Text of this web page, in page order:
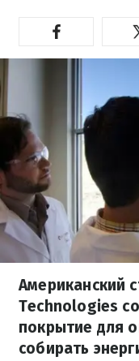
Американский
Technologies
покрытие для
собирать